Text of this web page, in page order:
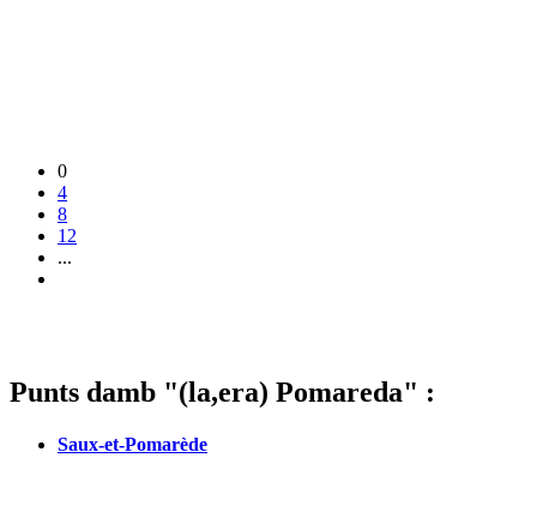
0
4
8
12
...
Punts damb "(la,era) Pomareda" :
Saux-et-Pomarède